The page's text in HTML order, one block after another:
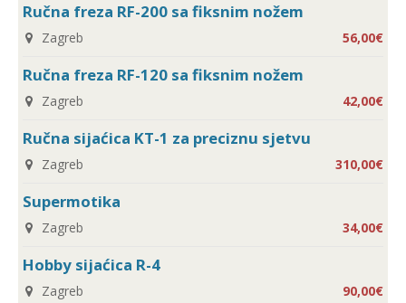
Ručna freza RF-200 sa fiksnim nožem
Zagreb 56,00€
Ručna freza RF-120 sa fiksnim nožem
Zagreb 42,00€
Ručna sijaćica KT-1 za preciznu sjetvu
Zagreb 310,00€
Supermotika
Zagreb 34,00€
Hobby sijaćica R-4
Zagreb 90,00€